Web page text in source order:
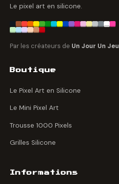
Le pixel art en silicone.
Par les créateurs de Un Jour Un Jeu
Boutique
Le Pixel Art en Silicone
Le Mini Pixel Art
Trousse 1000 Pixels
Grilles Silicone
Informations